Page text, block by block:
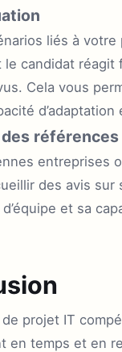
liés à votre
le candidat réagit
Cela vous
références
entreprises
des avis sur
et sa
projet IT
en temps et en